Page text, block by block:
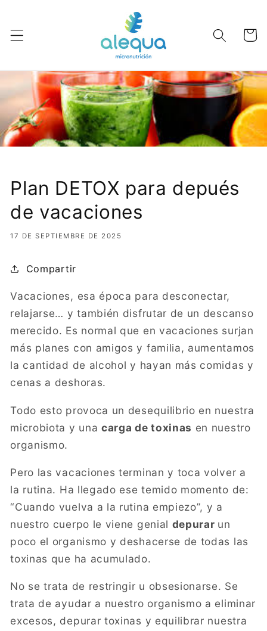
al contenido
Carrito
Plan DETOX para depués
de vacaciones
17 DE SEPTIEMBRE DE 2025
Compartir
Vacaciones, esa época para desconectar,
relajarse… y también disfrutar de un descanso
merecido. Es normal que en vacaciones surjan
más planes con amigos y familia, aumentamos
la cantidad de alcohol y hayan más comidas y
cenas a deshoras.
Todo esto provoca un desequilibrio en nuestra
microbiota y una carga de toxinas en nuestro
organismo.
Pero las vacaciones terminan y toca volver a
la rutina. Ha llegado ese temido momento de:
“Cuando vuelva a la rutina empiezo”, y a
nuestro cuerpo le viene genial depurar un
poco el organismo y deshacerse de todas las
toxinas que ha acumulado.
No se trata de restringir u obsesionarse. Se
trata de ayudar a nuestro organismo a eliminar
excesos, depurar toxinas y equilibrar nuestra